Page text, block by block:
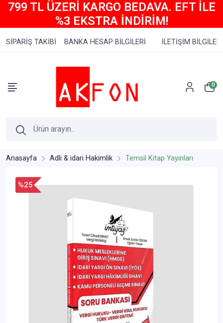
799 TL ÜZERİ KARGO BEDAVA. EFT İLE
%3 EKSTRA İNDİRİM!
SİPARİŞ TAKİBİ BANKA HESAP BİLGİLERİ İLETİŞİM BİLGİLERİ
0
Anasayfa Adli & idari Hakimlik Temsil Kitap Yayınları
%25